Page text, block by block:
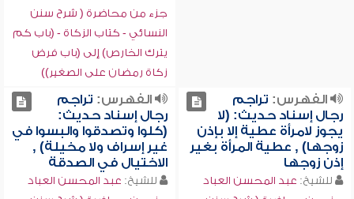
جزء من محاضرة ( شرح سنن
النسائي - كتاب الزكاة - (باب كم
يترك الخارص) إلى (باب فرض
زكاة رمضان على الصغير))
الفهرس: تراجم
رجال إسناد حديث: (لا
يجوز لامرأة عطية إلا بإذن
زوجها) , عطية المرأة بغير
إذن زوجها
للشيخ: عبد المحسن العباد
الفهرس: تراجم
رجال إسناد حديث:
(كلوا وتصدقوا والبسوا في
غير إسراف ولا مخيلة) ,
الاختيال في الصدقة
للشيخ: عبد المحسن العباد